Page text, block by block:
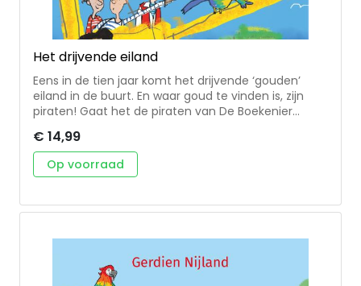
Het drijvende eiland
Eens in de tien jaar komt het drijvende ‘gouden’
eiland in de buurt. En waar goud te vinden is, zijn
piraten! Gaat het de piraten van De Boekenier
te komen en hun schatkist te vullen? Dit 4e deel in
de serie 'Piratenkostschool De Boekenier' zit volop
humor en avontuur. Voor kinderen van ongeveer 8-
en schreef eerder de eerste drie delen in de serie
€ 14,99
Op voorraad